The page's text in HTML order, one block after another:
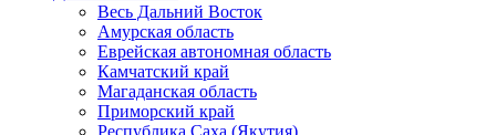
Весь Дальний Восток
Амурская область
Еврейская автономная область
Камчатский край
Магаданская область
Приморский край
Республика Саха (Якутия)